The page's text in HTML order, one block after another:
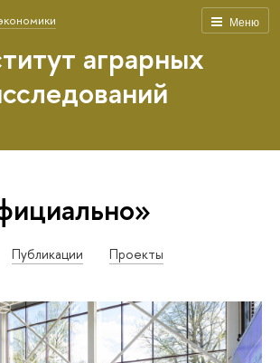
Меню
аграрных
Публикации Проекты